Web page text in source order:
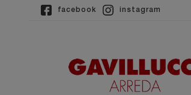
facebook instagram